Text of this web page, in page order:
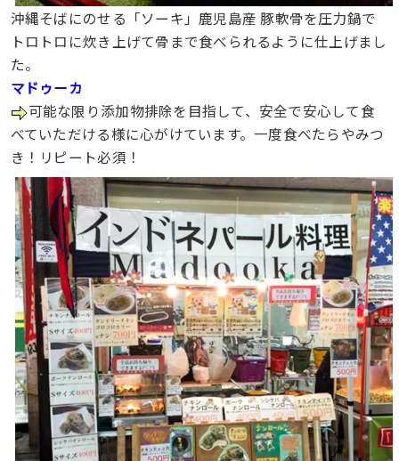
沖縄そばにのせる「ソーキ」鹿児島産 豚軟骨を圧力鍋で
トロトロに炊き上げて骨まで食べられるように仕上げまし
た。
マドゥーカ
可能な限り添加物排除を目指して、安全で安心して食
べていただける様に心がけています。一度食べたらやみつ
き！リピート必須！